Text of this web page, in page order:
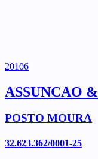
20106
ASSUNCAO
POSTO MOURA
32.623.362/0001-25